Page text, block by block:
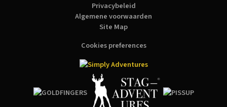
Privacybeleid
Algemene voorwaarden
Site Map
Cookies preferences